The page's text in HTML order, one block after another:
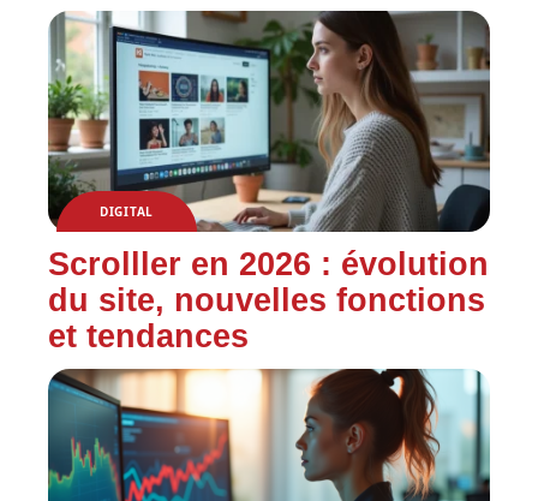
DIGITAL
Scrolller en 2026 : évolution
du site, nouvelles fonctions
et tendances